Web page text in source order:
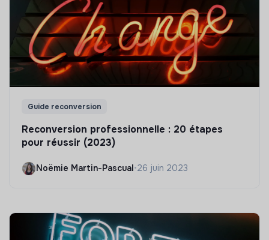
Guide reconversion
Reconversion professionnelle : 20 étapes
pour réussir (2023)
Noëmie Martin-Pascual•26 juin 2023